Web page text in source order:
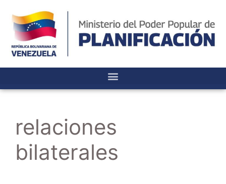
relaciones
bilaterales